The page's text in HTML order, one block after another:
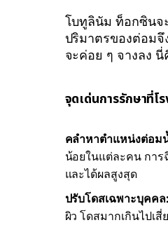
โบทูลินัม ท็อกซินจ
ปริมาตรของต่อมจึ
จะค่อย ๆ จางลง
จุดเด่นการรักษาที่
คลำหาตำแหน่งต่อม
น้อยในแต่ละคน การ
และได้ผลสูงสุด
ปรับโดสเฉพาะบุคคล:
ผิว โดสมากเกินไปเ